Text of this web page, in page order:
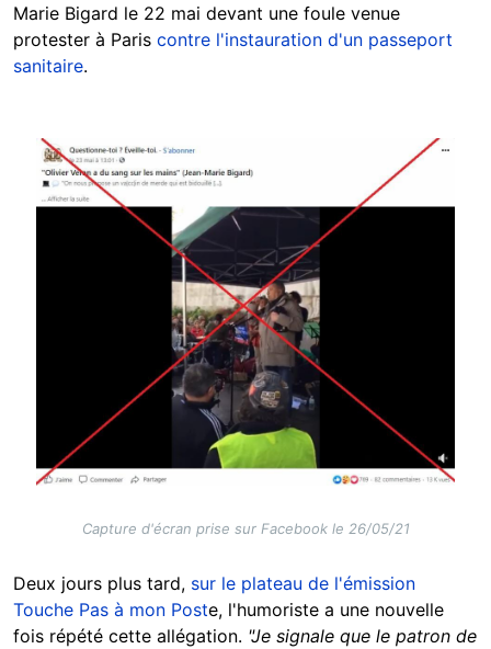
Marie Bigard le 22 mai devant une foule venue
protester à Paris contre l'instauration d'un passeport
sanitaire.
Image
Capture d'écran prise sur Facebook le 26/05/21
Deux jours plus tard, sur le plateau de l'émission
Touche Pas à mon Poste, l'humoriste a une nouvelle
fois répété cette allégation. "Je signale que le patron de